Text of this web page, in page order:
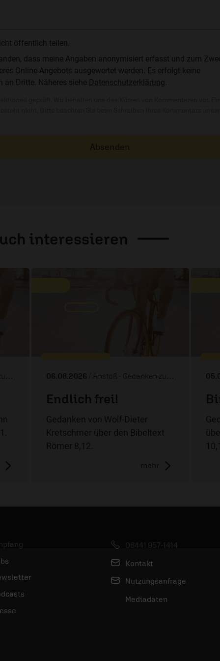
öffentlich teilen.
dass meine Angaben anonymisiert erfasst und zum
Online-Angebots ausgewertet werden. Es erfolgt keine
an Dritte. Näheres siehe Datenschutzerklärung
Absenden
interessieren
06.08.2026 / Anstoß - Gedanken zum Tag
Endlich frei!
Gedanken von Wolf-Dieter
Kretschmer über den Bibeltext
Römer 8,12.
mehr
06441 957-1414
Kontakt
Nutzungsanfrage
Mediadaten